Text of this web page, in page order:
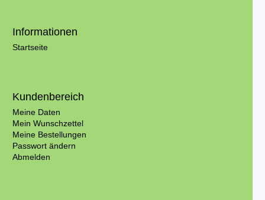
Informationen
Startseite
Kundenbereich
Meine Daten
Mein Wunschzettel
Meine Bestellungen
Passwort ändern
Abmelden